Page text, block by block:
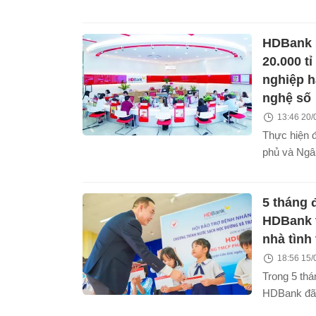
Banks) -
do Tổ
(IFC) và
Kông
nhằm thúc
đổi xanh
20.000
nghiệp
nghệ số
13:46 20/
Thực hiện
phủ và
đẩy đầu tư
số - hai
chiến lược
2030,
dụng ưu
cho doanh
5 tháng
HDBank
nhà
18:56 15/
Trong 5
HDBank